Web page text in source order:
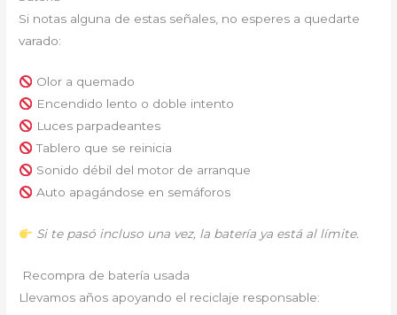
Si notas alguna de estas señales, no esperes a quedarte
varado:
Olor a quemado
Encendido lento o doble intento
Luces parpadeantes
Tablero que se reinicia
Sonido débil del motor de arranque
Auto apagándose en semáforos
Si te pasó incluso una vez, la batería ya está al límite.
Recompra de batería usada
Llevamos años apoyando el reciclaje responsable: